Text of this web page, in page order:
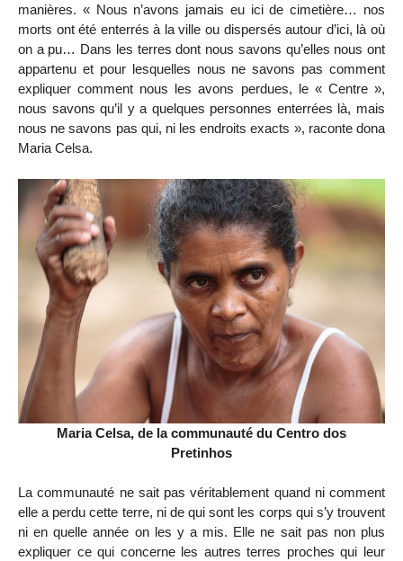
manières. « Nous n’avons jamais eu ici de cimetière… nos
morts ont été enterrés à la ville ou dispersés autour d’ici, là où
on a pu… Dans les terres dont nous savons qu’elles nous ont
appartenu et pour lesquelles nous ne savons pas comment
expliquer comment nous les avons perdues, le « Centre »,
nous savons qu’il y a quelques personnes enterrées là, mais
nous ne savons pas qui, ni les endroits exacts », raconte dona
Maria Celsa.
Maria Celsa, de la communauté du Centro dos
Pretinhos
La communauté ne sait pas véritablement quand ni comment
elle a perdu cette terre, ni de qui sont les corps qui s’y trouvent
ni en quelle année on les y a mis. Elle ne sait pas non plus
expliquer ce qui concerne les autres terres proches qui leur